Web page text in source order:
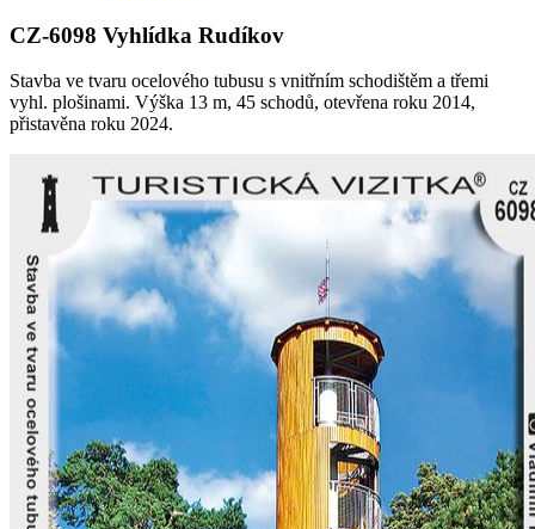
CZ-6098 Vyhlídka Rudíkov
Stavba ve tvaru ocelového tubusu s vnitřním schodištěm a třemi
vyhl. plošinami. Výška 13 m, 45 schodů, otevřena roku 2014,
přistavěna roku 2024.